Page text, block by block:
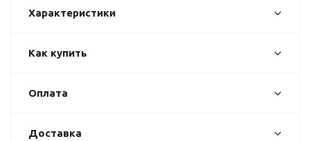
Характеристики
Как купить
Оплата
Доставка